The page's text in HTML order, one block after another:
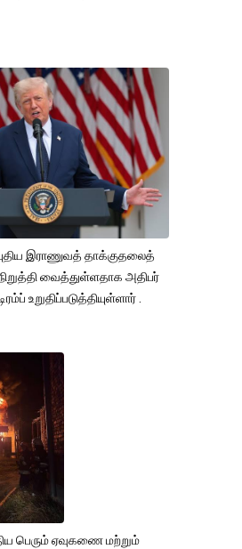
இராணுவத் தாக்குதலைத்
வைத்துள்ளதாக அதிபர்
உறுதிப்படுத்தியுள்ளார் .
பெரும் ஏவுகணை மற்றும்